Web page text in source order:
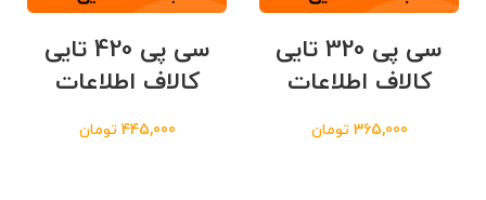
سی پی 320 تایی
کالاف اطلاعات
365,000 تومان
سی پی 420 تایی
کالاف اطلاعات
445,000 تومان